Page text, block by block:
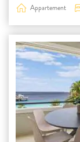
Appartement